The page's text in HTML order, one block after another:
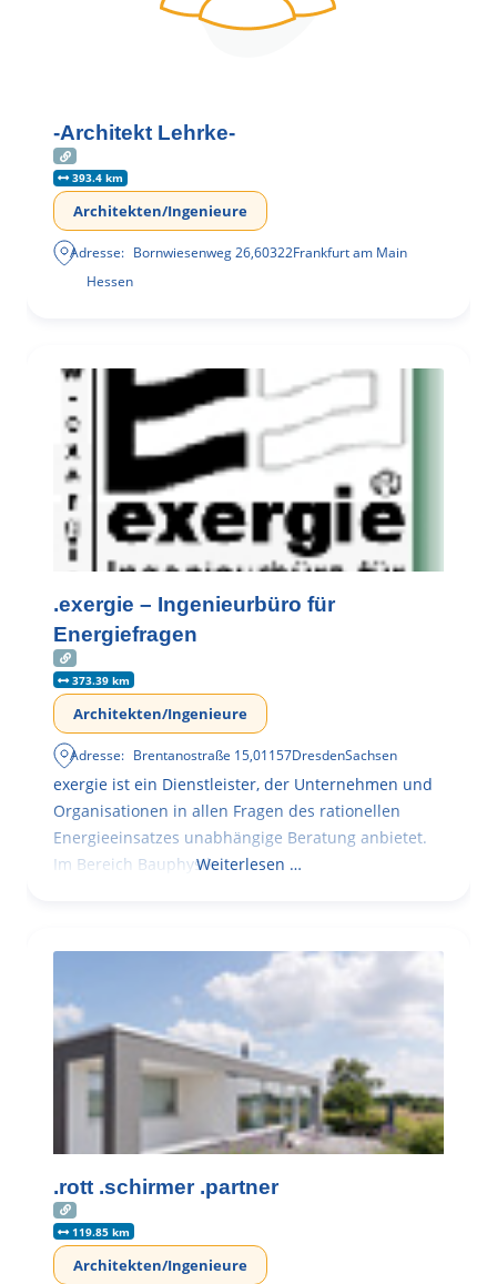
-Architekt Lehrke-
393.4 km
Architekten/Ingenieure
Adresse: Bornwiesenweg 26,60322Frankfurt am Main
Hessen
.exergie – Ingenieurbüro für
Energiefragen
373.39 km
Architekten/Ingenieure
Adresse: Brentanostraße 15,01157DresdenSachsen
exergie ist ein Dienstleister, der Unternehmen und
Organisationen in allen Fragen des rationellen
Energieeinsatzes unabhängige Beratung anbietet.
Im Bereich BauphysikWeiterlesen …
.rott .schirmer .partner
119.85 km
Architekten/Ingenieure